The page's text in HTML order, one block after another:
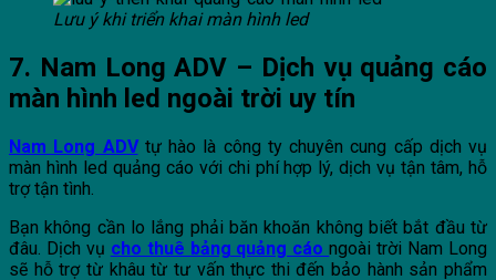
Lưu ý khi triển khai màn hình led
7. Nam Long ADV – Dịch vụ quảng cáo
màn hình led ngoài trời uy tín
Nam Long ADVtự hào là công ty chuyên cung cấp dịch vụ
màn hình led quảng cáo với chi phí hợp lý, dịch vụ tận tâm, hỗ
trợ tận tình.
Bạn không cần lo lắng phải băn khoăn không biết bắt đầu từ
đâu. Dịch vụ cho thuê bảng quảng cáongoài trời Nam Long
sẽ hỗ trợ từ khâu từ tư vấn thực thi đến bảo hành sản phẩm